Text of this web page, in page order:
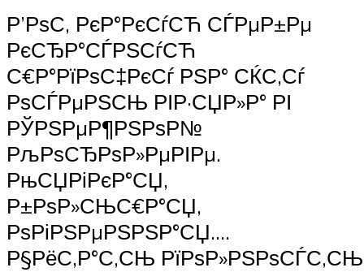
Р’РѕС‚ РєР°РєСѓСЋ СЃРµР±Рµ
РєСЂР°СЃРЅСѓСЋ
С€Р°РїРѕС‡РєСѓ РЅР° СЌС‚Сѓ
РѕСЃРµРЅСЊ РІР·СЏР»Р° РІ
РЎРЅРµР¶РЅРѕР№
РљРѕСЂРѕР»РµРІРµ.
РњСЏРіРєР°СЏ,
Р±РѕР»СЊС€Р°СЏ,
РѕРіРЅРµРЅРЅР°СЏ….
Р§РёС‚Р°С‚СЊ